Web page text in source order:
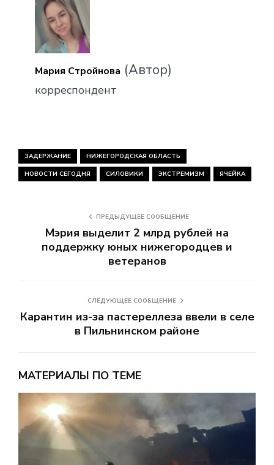
Мария Стройнова (Автор)
корреспондент
ЗАДЕРЖАНИЕ НИЖЕГОРОДСКАЯ ОБЛАСТЬ
НОВОСТИ СЕГОДНЯ СИЛОВИКИ ЭКСТРЕМИЗМ ЯЧЕЙКА
ПРЕДЫДУЩЕЕ СООБЩЕНИЕ
Мэрия выделит 2 млрд рублей на
поддержку юных нижегородцев и
ветеранов
СЛЕДУЮЩЕЕ СООБЩЕНИЕ
Карантин из-за пастереллеза ввели в селе
в Пильнинском районе
МАТЕРИАЛЫ ПО ТЕМЕ